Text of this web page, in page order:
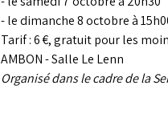
- le dimanche 8 octobre à
Tarif : 6 €, gratuit pour les
AMBON - Salle Le Lenn
Organisé dans le cadre de la